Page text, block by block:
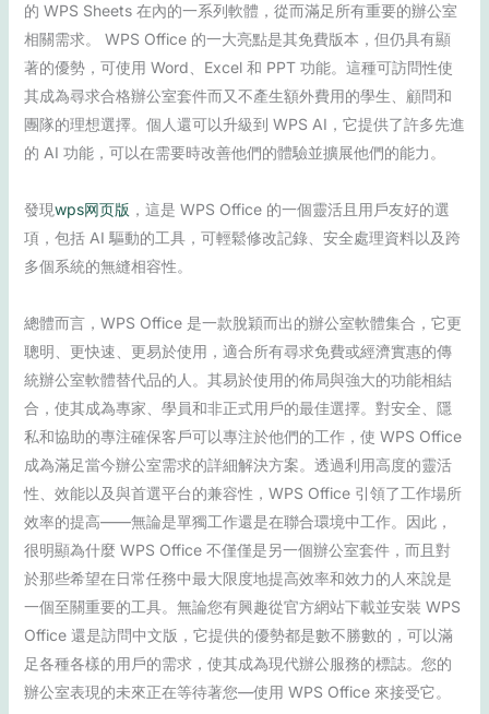
的 WPS Sheets 在內的一系列軟體，從而滿足所有重要的辦公室
相關需求。 WPS Office 的一大亮點是其免費版本，但仍具有顯
著的優勢，可使用 Word、Excel 和 PPT 功能。這種可訪問性使
其成為尋求合格辦公室套件而又不產生額外費用的學生、顧問和
團隊的理想選擇。個人還可以升級到 WPS AI，它提供了許多先進
的 AI 功能，可以在需要時改善他們的體驗並擴展他們的能力。
發現wps网页版 ，這是 WPS Office 的一個靈活且用戶友好的選
項，包括 AI 驅動的工具，可輕鬆修改記錄、安全處理資料以及跨
多個系統的無縫相容性。
總體而言，WPS Office 是一款脫穎而出的辦公室軟體集合，它更
聰明、更快速、更易於使用，適合所有尋求免費或經濟實惠的傳
統辦公室軟體替代品的人。其易於使用的佈局與強大的功能相結
合，使其成為專家、學員和非正式用戶的最佳選擇。對安全、隱
私和協助的專注確保客戶可以專注於他們的工作，使 WPS Office
成為滿足當今辦公室需求的詳細解決方案。透過利用高度的靈活
性、效能以及與首選平台的兼容性，WPS Office 引領了工作場所
效率的提高——無論是單獨工作還是在聯合環境中工作。因此，
很明顯為什麼 WPS Office 不僅僅是另一個辦公室套件，而且對
於那些希望在日常任務中最大限度地提高效率和效力的人來說是
一個至關重要的工具。無論您有興趣從官方網站下載並安裝 WPS
Office 還是訪問中文版，它提供的優勢都是數不勝數的，可以滿
足各種各樣的用戶的需求，使其成為現代辦公服務的標誌。您的
辦公室表現的未來正在等待著您—使用 WPS Office 來接受它。